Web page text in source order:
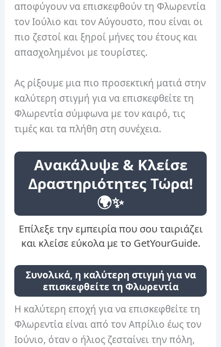
αποφύγουν να επισκεφθούν τη Φλωρεντία
τον Ιούλιο και τον Αύγουστο, που είναι οι
πιο ζεστοί και ξηροί μήνες του έτους και
απασχολημένοι με τουρίστες.
Ας ρίξουμε μια πιο προσεκτική ματιά στην
καλύτερη στιγμή για να επισκεφθείτε τη
Φλωρεντία σύμφωνα με τον καιρό, τις
τιμές και τα πλήθη στη συνέχεια.
Ανακάλυψε & Κλείσε
Δραστηριότητες Τώρα!
🌍✨
Επίλεξε την εμπειρία που σου ταιριάζει
και κλείσε εύκολα με το GetYourGuide.
Συνολικά, η καλύτερη στιγμή για να
επισκεφθείτε τη Φλωρεντία
Η καλύτερη εποχή για να επισκεφθείτε τη
Φλωρεντία είναι από τον Απρίλιο έως τον
Ιούνιο, όταν ο ήλιος ζεσταίνει την πόλη,